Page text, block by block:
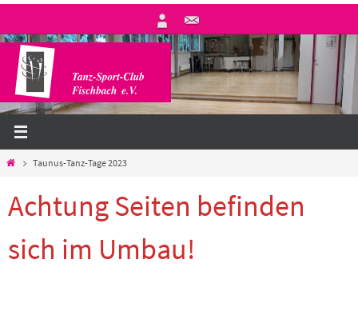
springen
StartTaunus-Tanz-Tage 2023
Achtung Seiten befinden
sich im Umbau!